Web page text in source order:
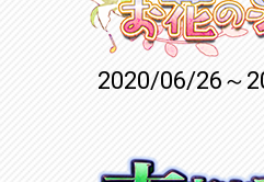
2020/06/26～